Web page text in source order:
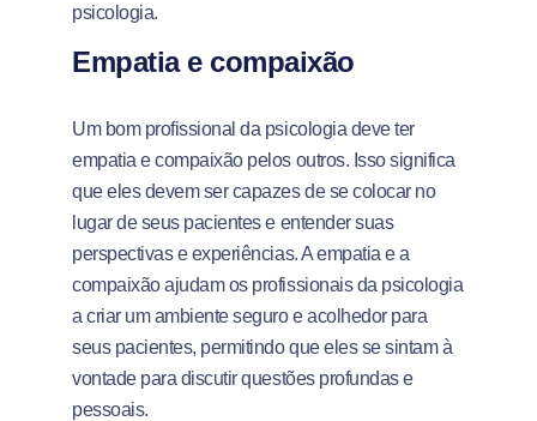
psicologia.
Empatia e compaixão
Um bom profissional da psicologia deve ter
empatia e compaixão pelos outros. Isso significa
que eles devem ser capazes de se colocar no
lugar de seus pacientes e entender suas
perspectivas e experiências. A empatia e a
compaixão ajudam os profissionais da psicologia
a criar um ambiente seguro e acolhedor para
seus pacientes, permitindo que eles se sintam à
vontade para discutir questões profundas e
pessoais.